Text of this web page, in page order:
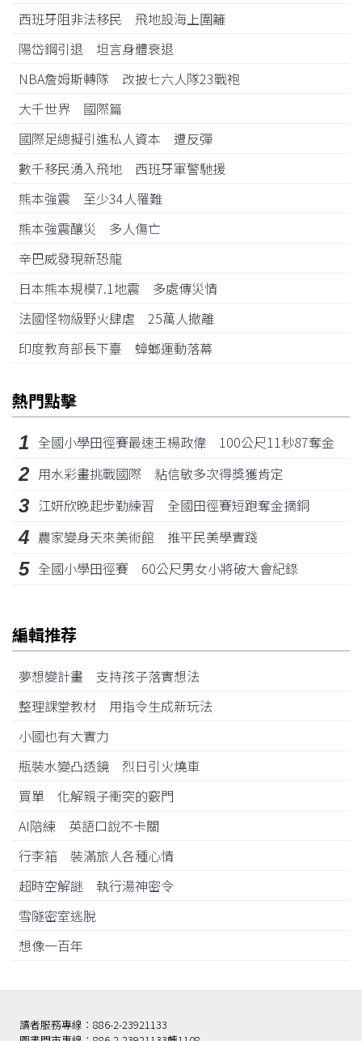
西班牙阻非法移民 飛地設海上圍籬
陽岱鋼引退 坦言身體衰退
NBA詹姆斯轉隊 改披七六人隊23戰袍
大千世界 國際篇
國際足總擬引進私人資本 遭反彈
數千移民湧入飛地 西班牙軍警馳援
熊本強震 至少34人罹難
熊本強震釀災 多人傷亡
辛巴威發現新恐龍
日本熊本規模7.1地震 多處傳災情
法國怪物級野火肆虐 25萬人撤離
印度教育部長下臺 蟑螂運動落幕
熱門點擊
1 全國小學田徑賽最速王楊政偉 100公尺11秒87奪金
2 用水彩畫挑戰國際 粘信敏多次得獎獲肯定
3 江姸欣晚起步勤練習 全國田徑賽短跑奪金摘銅
4 農家變身天來美術館 推平民美學實踐
5 全國小學田徑賽 60公尺男女小將破大會紀錄
編輯推荐
夢想變計畫 支持孩子落實想法
整理課堂教材 用指令生成新玩法
小國也有大實力
瓶裝水變凸透鏡 烈日引火燒車
買單 化解親子衝突的竅門
AI陪練 英語口說不卡關
行李箱 裝滿旅人各種心情
超時空解謎 執行湯神密令
雪隧密室逃脫
想像一百年
讀者服務專線：886-2-23921133